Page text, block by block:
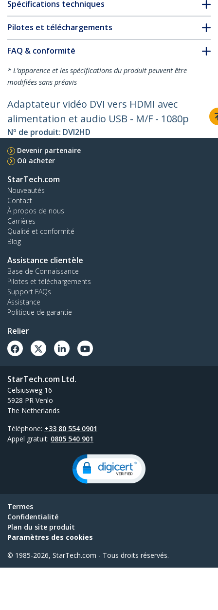
Spécifications techniques
Pilotes et téléchargements
FAQ & conformité
* L’apparence et les spécifications du produit peuvent être
modifiées sans préavis
Adaptateur vidéo DVI vers HDMI avec
alimentation et audio USB - M/F - 1080p
Nº de produit: DVI2HD
Devenir partenaire
Où acheter
StarTech.com
Nouveautés
Contact
À propos de nous
Carrières
Qualité et conformité
Blog
Assistance clientèle
Base de Connaissance
Pilotes et téléchargements
Support FAQs
Assistance
Politique de garantie
Relier
StarTech.com Ltd.
Celsiusweg 16
5928 PR Venlo
The Netherlands
Téléphone: +33 80 554 0901
Appel gratuit: 0805 540 901
Termes
Confidentialité
Plan du site produit
Paramètres des cookies
© 1985-2026, StarTech.com - Tous droits réservés.